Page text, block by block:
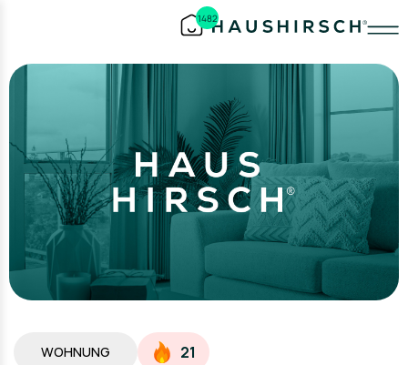
1482
WOHNUNG 21